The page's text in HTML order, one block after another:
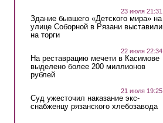
23 июля 21:31
Здание бывшего «Детского мира» на
улице Соборной в Рязани выставили
на торги
22 июля 22:34
На реставрацию мечети в Касимове
выделено более 200 миллионов
рублей
21 июля 19:25
Суд ужесточил наказание экс-
снабженцу рязанского хлебозавода